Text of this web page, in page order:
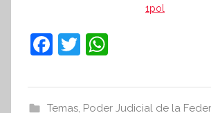
1pol
F
T
Temas, Poder Judicial de la